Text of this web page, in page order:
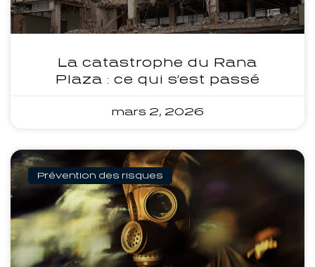
La catastrophe du Rana
Plaza : ce qui s’est passé
mars 2, 2026
Prévention des risques